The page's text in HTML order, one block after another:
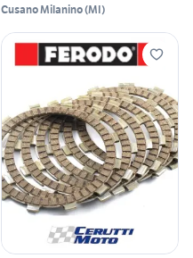
Cusano Milanino(MI)